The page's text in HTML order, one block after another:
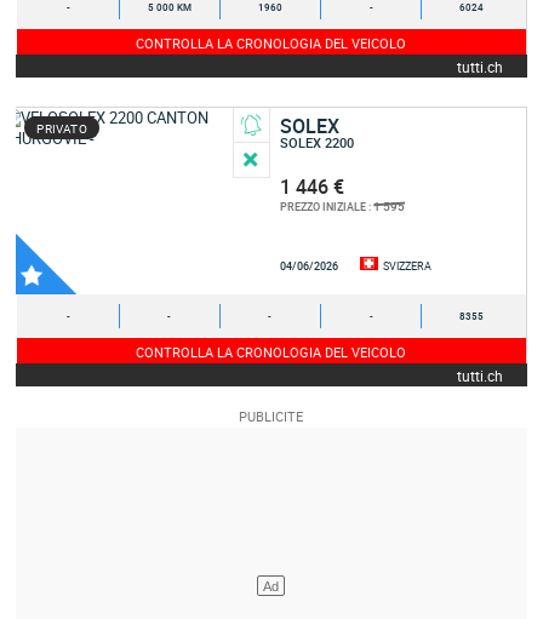
- 5 000 KM 1960 - 6024
CONTROLLA LA CRONOLOGIA DEL VEICOLO
tutti.ch
PRIVATO SOLEX
SOLEX 2200
1 446 €
PREZZO INIZIALE :1 595
04/06/2026 SVIZZERA
- - - - 8355
CONTROLLA LA CRONOLOGIA DEL VEICOLO
tutti.ch